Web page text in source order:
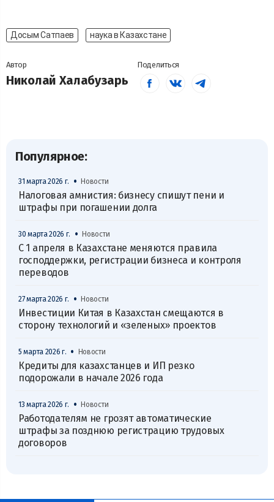
Досым Сатпаев наука в Казахстане
Автор
Николай Халабузарь
Поделиться
Популярное:
31 марта 2026 г. • Новости
Налоговая амнистия: бизнесу спишут пени и
штрафы при погашении долга
30 марта 2026 г. • Новости
С 1 апреля в Казахстане меняются правила
господдержки, регистрации бизнеса и контроля
переводов
27 марта 2026 г. • Новости
Инвестиции Китая в Казахстан смещаются в
сторону технологий и «зеленых» проектов
5 марта 2026 г. • Новости
Кредиты для казахстанцев и ИП резко
подорожали в начале 2026 года
13 марта 2026 г. • Новости
Работодателям не грозят автоматические
штрафы за позднюю регистрацию трудовых
договоров